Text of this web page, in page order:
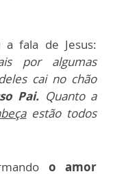
fala de Jesus:
por algumas
cai no chão
Pai. Quanto a
estão todos
o amor